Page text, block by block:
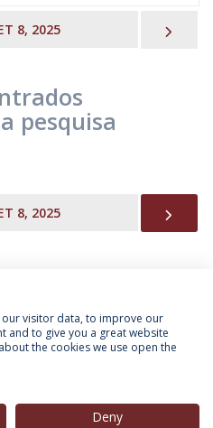
8, 2025
pesquisa
8, 2025
visitor data, to improve our
and to give you a great website
the cookies we use open the
Deny